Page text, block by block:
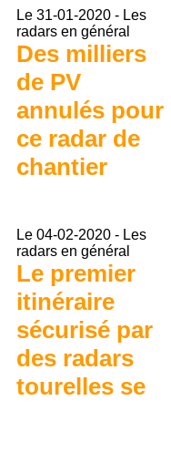
Le 31-01-2020 - Les
radars en général
Des milliers
de PV
annulés pour
ce radar de
chantier
Le 04-02-2020 - Les
radars en général
Le premier
itinéraire
sécurisé par
des radars
tourelles se